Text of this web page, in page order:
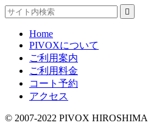

Home
PIVOXについて
ご利用案内
ご利用料金
コート予約
アクセス
© 2007-2022 PIVOX HIROSHIMA